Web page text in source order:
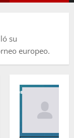
su
europeo.